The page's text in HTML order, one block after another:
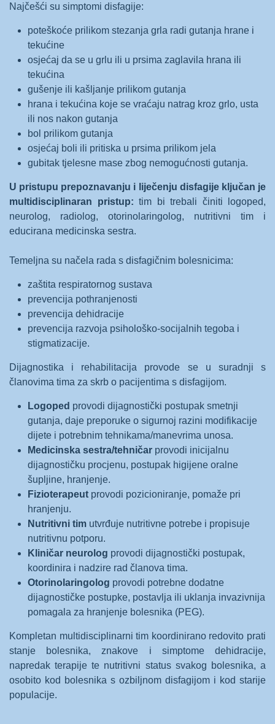
Najčešći su simptomi disfagije:
poteškoće prilikom stezanja grla radi gutanja hrane i
tekućine
osjećaj da se u grlu ili u prsima zaglavila hrana ili
tekućina
gušenje ili kašljanje prilikom gutanja
hrana i tekućina koje se vraćaju natrag kroz grlo, usta
ili nos nakon gutanja
bol prilikom gutanja
osjećaj boli ili pritiska u prsima prilikom jela
gubitak tjelesne mase zbog nemogućnosti gutanja.
U pristupu prepoznavanju i liječenju disfagije ključan je
multidisciplinaran pristup: tim bi trebali činiti logoped,
neurolog, radiolog, otorinolaringolog, nutritivni tim i
educirana medicinska sestra.
Temeljna su načela rada s disfagičnim bolesnicima:
zaštita respiratornog sustava
prevencija pothranjenosti
prevencija dehidracije
prevencija razvoja psihološko-socijalnih tegoba i
stigmatizacije.
Dijagnostika i rehabilitacija provode se u suradnji s
članovima tima za skrb o pacijentima s disfagijom.
Logoped provodi dijagnostički postupak smetnji
gutanja, daje preporuke o sigurnoj razini modifikacije
dijete i potrebnim tehnikama/manevrima unosa.
Medicinska sestra/tehničar provodi inicijalnu
dijagnostičku procjenu, postupak higijene oralne
šupljine, hranjenje.
Fizioterapeut provodi pozicioniranje, pomaže pri
hranjenju.
Nutritivni tim utvrđuje nutritivne potrebe i propisuje
nutritivnu potporu.
Kliničar neurolog provodi dijagnostički postupak,
koordinira i nadzire rad članova tima.
Otorinolaringolog provodi potrebne dodatne
dijagnostičke postupke, postavlja ili uklanja invazivnija
pomagala za hranjenje bolesnika (PEG).
Kompletan multidisciplinarni tim koordinirano redovito prati
stanje bolesnika, znakove i simptome dehidracije,
napredak terapije te nutritivni status svakog bolesnika, a
osobito kod bolesnika s ozbiljnom disfagijom i kod starije
populacije.